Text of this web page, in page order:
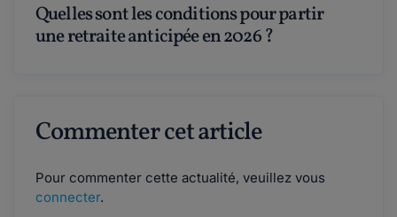
Quelles sont les conditions pour partir
une retraite anticipée en 2026 ?
Commenter cet article
Pour commenter cette actualité, veuillez vous
connecter.